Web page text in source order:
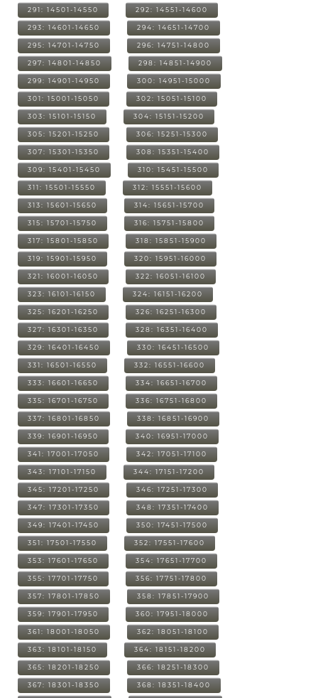
291: 14501-14550 292: 14551-14600
293: 14601-14650 294: 14651-14700
295: 14701-14750 296: 14751-14800
297: 14801-14850 298: 14851-14900
299: 14901-14950 300: 14951-15000
301: 15001-15050 302: 15051-15100
303: 15101-15150 304: 15151-15200
305: 15201-15250 306: 15251-15300
307: 15301-15350 308: 15351-15400
309: 15401-15450 310: 15451-15500
311: 15501-15550 312: 15551-15600
313: 15601-15650 314: 15651-15700
315: 15701-15750 316: 15751-15800
317: 15801-15850 318: 15851-15900
319: 15901-15950 320: 15951-16000
321: 16001-16050 322: 16051-16100
323: 16101-16150 324: 16151-16200
325: 16201-16250 326: 16251-16300
327: 16301-16350 328: 16351-16400
329: 16401-16450 330: 16451-16500
331: 16501-16550 332: 16551-16600
333: 16601-16650 334: 16651-16700
335: 16701-16750 336: 16751-16800
337: 16801-16850 338: 16851-16900
339: 16901-16950 340: 16951-17000
341: 17001-17050 342: 17051-17100
343: 17101-17150 344: 17151-17200
345: 17201-17250 346: 17251-17300
347: 17301-17350 348: 17351-17400
349: 17401-17450 350: 17451-17500
351: 17501-17550 352: 17551-17600
353: 17601-17650 354: 17651-17700
355: 17701-17750 356: 17751-17800
357: 17801-17850 358: 17851-17900
359: 17901-17950 360: 17951-18000
361: 18001-18050 362: 18051-18100
363: 18101-18150 364: 18151-18200
365: 18201-18250 366: 18251-18300
367: 18301-18350 368: 18351-18400